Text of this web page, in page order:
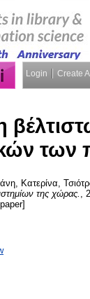
Login Create
των
Κατερίνα
της χώρας.
,